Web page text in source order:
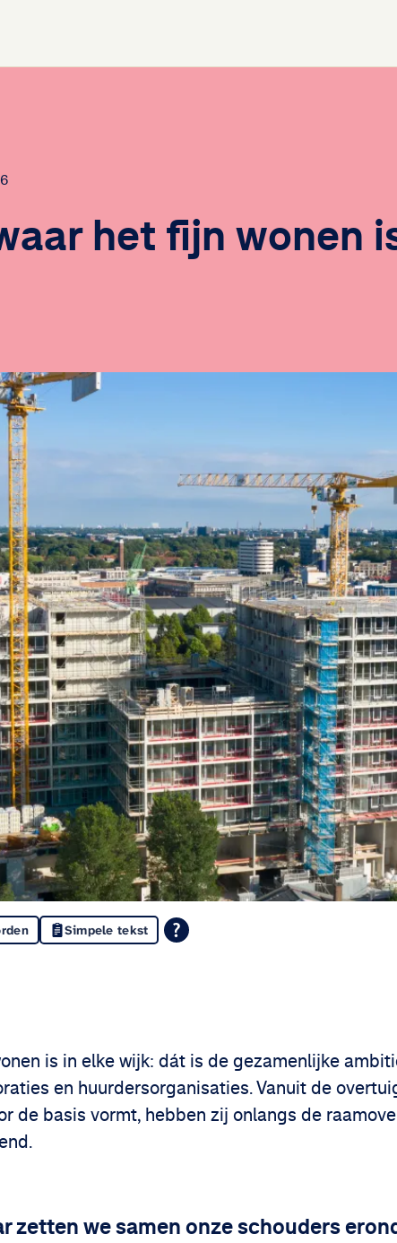
het fijn wonen
Simpele tekst
is in elke wijk: dát is de gezamenlijke
en huurdersorganisaties. Vanuit de
de basis vormt, hebben zij onlangs de
zetten we samen onze schouders